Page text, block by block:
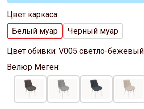
Цвет каркаса:
Белый муар
Черный муар
Цвет обивки: V005 светло-бежевый
Велюр Меген: